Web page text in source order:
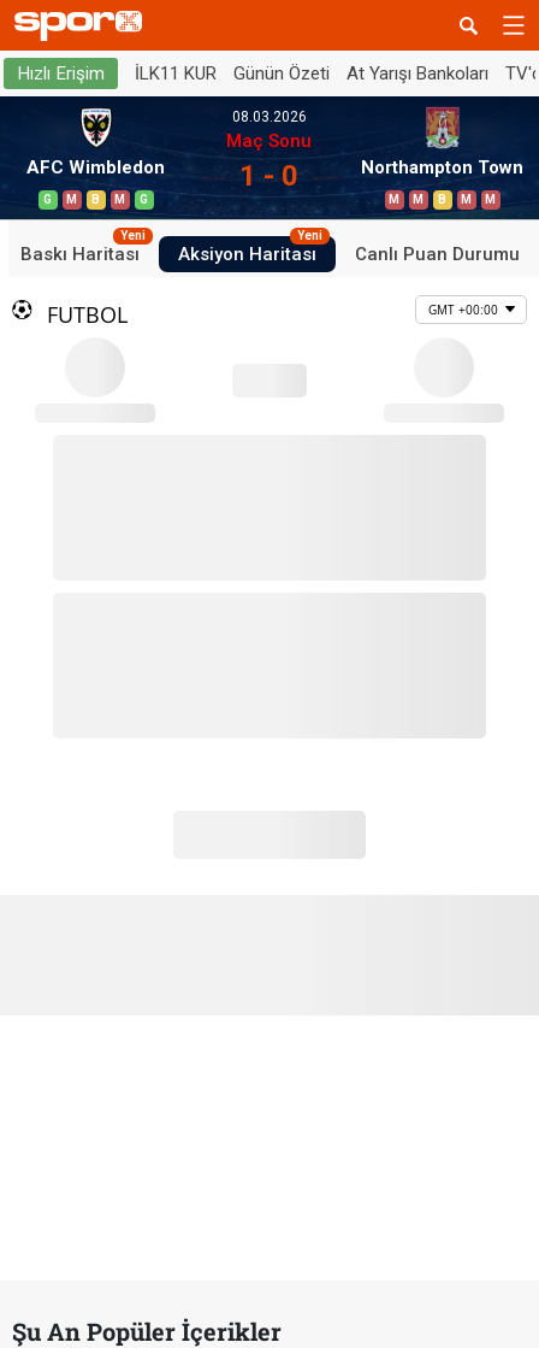
Hızlı Erişim İLK11 KUR Günün Özeti At Yarışı Bankoları
AFC Wimbledon
G M B M G
08.03.2026
Maç Sonu
1 - 0 Northampton Town
M M B M M
Baskı Haritası
Yeni
Aksiyon Haritası
Yeni
Canlı Puan Durumu
FUTBOL GMT +00:00
Şu An Popüler İçerikler